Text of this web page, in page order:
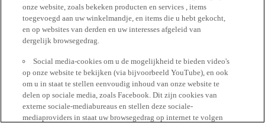
onze website, zoals bekeken producten en services , items
toegevoegd aan uw winkelmandje, en items die u hebt gekocht,
en op websites van derden en uw interesses afgeleid van
dergelijk browsegedrag.
Social media-cookies om u de mogelijkheid te bieden video's
op onze website te bekijken (via bijvoorbeeld YouTube), en ook
om u in staat te stellen eenvoudig inhoud van onze website te
delen op sociale media, zoals Facebook. Dit zijn cookies van
externe sociale-mediabureaus en stellen deze sociale-
mediaproviders in staat uw browsegedrag op internet te volgen